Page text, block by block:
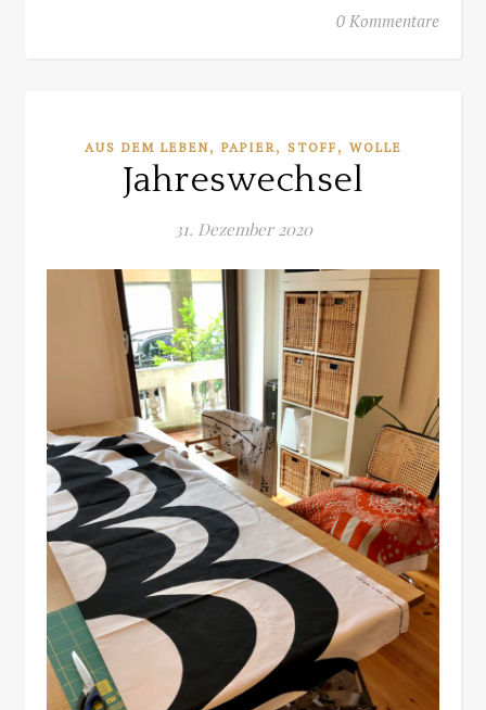
0 Kommentare
AUS DEM LEBEN, PAPIER, STOFF , WOLLE
Jahreswechsel
31. Dezember 2020